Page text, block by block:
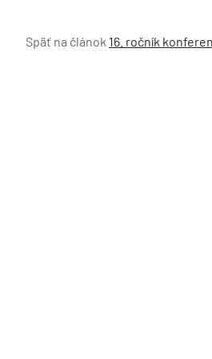
Späť na článok 16. ročník